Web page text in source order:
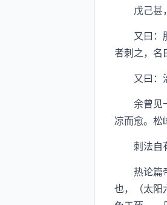
戊己甚，
又曰：肝
者刺之，名
又曰：治
余曾见一
凉而愈。松
刺法自有
热论篇帝
也，（太阳